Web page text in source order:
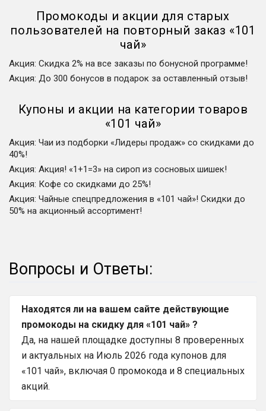
Промокоды и акции для старых
пользователей на повторный заказ «101
чай»
Акция: Скидка 2% на все заказы по бонусной программе!
Акция: До 300 бонусов в подарок за оставленный отзыв!
Купоны и акции на категории товаров
«101 чай»
Акция: Чаи из подборки «Лидеры продаж» со скидками до
40%!
Акция: Акция! «1+1=3» на сироп из сосновых шишек!
Акция: Кофе со скидками до 25%!
Акция: Чайные спецпредложения в «101 чай»! Скидки до
50% на акционный ассортимент!
Вопросы и Ответы:
Находятся ли на вашем сайте действующие
промокоды на скидку для «101 чай» ?
Да, на нашей площадке доступны 8 проверенных
и актуальных на Июль 2026 года купонов для
«101 чай», включая 0 промокода и 8 специальных
акций.